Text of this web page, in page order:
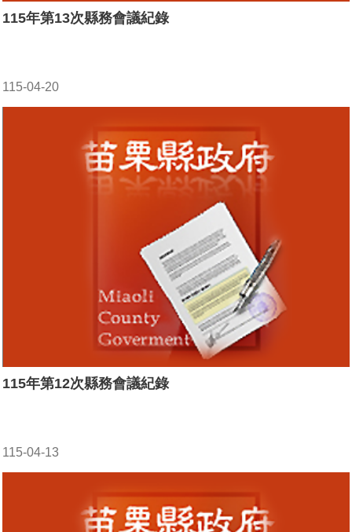
115年第13次縣務會議紀錄
115-04-20
115年第12次縣務會議紀錄
115-04-13